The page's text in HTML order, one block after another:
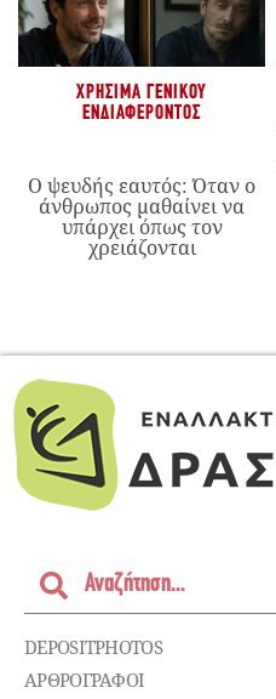
ΧΡΉΣΙΜΑ ΓΕΝΙΚΟΎ
ΕΝΔΙΑΦΈΡΟΝΤΟΣ
Ο ψευδής εαυτός: Όταν ο
άνθρωπος μαθαίνει να
υπάρχει όπως τον
χρειάζονται
DEPOSITPHOTOS
ΑΡΘΡΟΓΡΑΦΟΙ